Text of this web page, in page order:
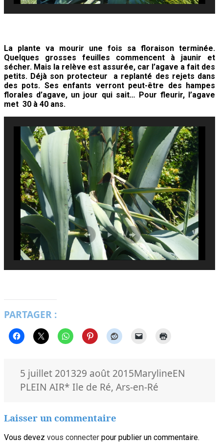
La plante va mourir une fois sa floraison terminée.
Quelques grosses feuilles commencent à jaunir et
sécher. Mais la relève est assurée, car l’agave a fait des
petits. Déjà son protecteur a replanté des rejets dans
des pots. Ses enfants verront peut-être des hampes
florales d’agave, un jour qui sait… Pour fleurir, l’agave
met 30 à 40 ans.
PARTAGER :
Publié
le
5 juillet 201329 août 2015Auteur
MarylineEN
PLEIN AIRMots-
* Ile de Ré,Ars-en-Ré
Laisser un commentaire
Vous devez vous connecter pour publier un commentaire.